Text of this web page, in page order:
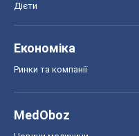
Дієти
Економіка
Ринки та компанії
MedOboz